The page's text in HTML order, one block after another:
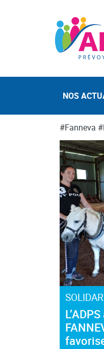
NOS
#Fanneva